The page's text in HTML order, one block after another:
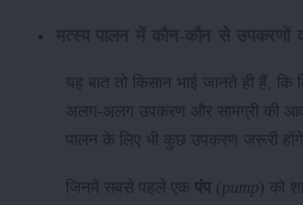
यह बात तो किसान भाई जानते ही हैं, कि
अलग-अलग उपकरण और सामग्री की
पालन के लिए भी कुछ उपकरण जरूरी होंगे।
जिनमें सबसे पहले एक पंप ( pump ) को